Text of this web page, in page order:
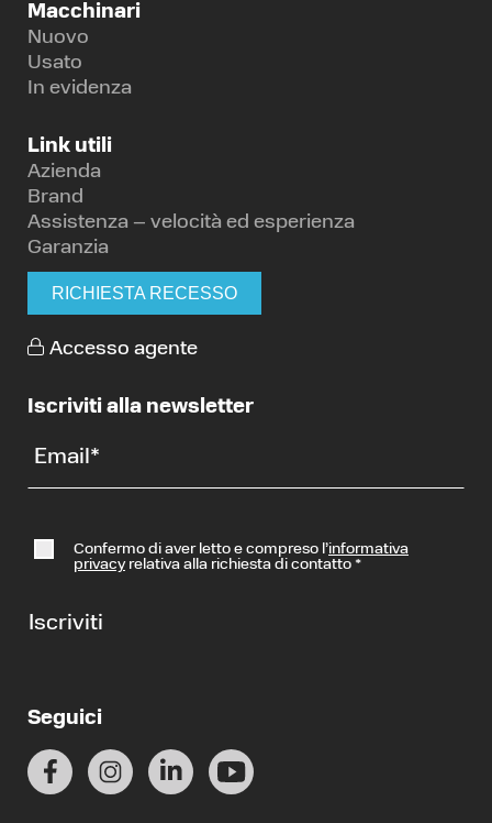
Macchinari
Nuovo
Usato
In evidenza
Link utili
Azienda
Brand
Assistenza – velocità ed esperienza
Garanzia
RICHIESTA RECESSO
Accesso agente
Iscriviti alla newsletter
Email *
Confermo di aver letto e compreso l’informativa
privacyrelativa alla richiesta di contatto *
Iscriviti
Seguici